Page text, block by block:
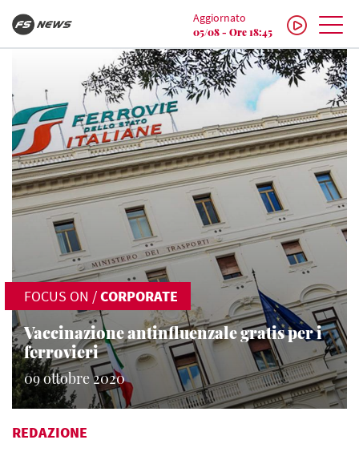
Aggiornato
05/08 - Ore 18:45
FOCUS ON /CORPORATE
Vaccinazione antinfluenzale gratis per i
ferrovieri
09 ottobre 2020
REDAZIONE